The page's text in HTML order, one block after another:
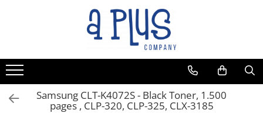
Samsung CLT-K4072S - Black Toner, 1.500
pages , CLP-320, CLP-325, CLX-3185